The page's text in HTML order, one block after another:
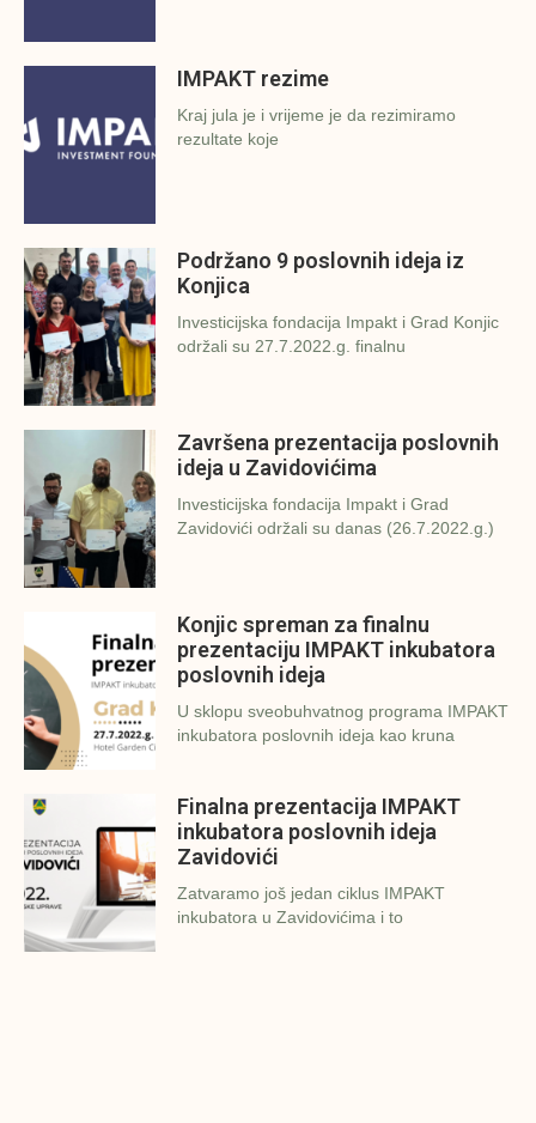
IMPAKT rezime
Kraj jula je i vrijeme je da rezimiramo
rezultate koje
Podržano 9 poslovnih ideja iz
Konjica
Investicijska fondacija Impakt i Grad Konjic
održali su 27.7.2022.g. finalnu
Završena prezentacija poslovnih
ideja u Zavidovićima
Investicijska fondacija Impakt i Grad
Zavidovići održali su danas (26.7.2022.g.)
Konjic spreman za finalnu
prezentaciju IMPAKT inkubatora
poslovnih ideja
U sklopu sveobuhvatnog programa IMPAKT
inkubatora poslovnih ideja kao kruna
Finalna prezentacija IMPAKT
inkubatora poslovnih ideja
Zavidovići
Zatvaramo još jedan ciklus IMPAKT
inkubatora u Zavidovićima i to